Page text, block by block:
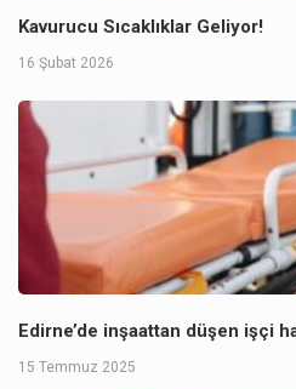
Kavurucu Sıcaklıklar Geliyor!
16 Şubat 2026
Edirne’de inşaattan düşen işçi
15 Temmuz 2025